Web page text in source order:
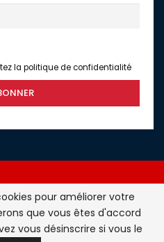
la politique de confidentialité
de la France et du
- Atlasinfo- 2026
pour améliorer votre
que vous êtes d'accord
vous désinscrire si vous le